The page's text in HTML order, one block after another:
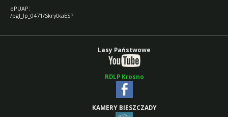
ePUAP:
/pgl_lp_0471/SkrytkaESP
Lasy Państwowe
RDLP Krosno
KAMERY BIESZCZADY